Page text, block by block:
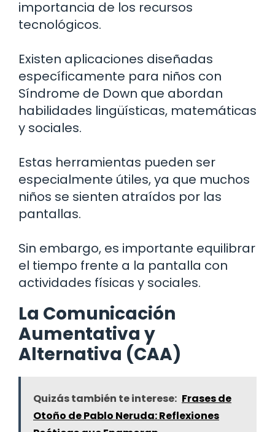
importancia de los recursos
tecnológicos.
Existen aplicaciones diseñadas
específicamente para niños con
Síndrome de Down que abordan
habilidades lingüísticas, matemáticas
y sociales.
Estas herramientas pueden ser
especialmente útiles, ya que muchos
niños se sienten atraídos por las
pantallas.
Sin embargo, es importante equilibrar
el tiempo frente a la pantalla con
actividades físicas y sociales.
La Comunicación
Aumentativa y
Alternativa (CAA)
Quizás también te interese: Frases de
Otoño de Pablo Neruda: Reflexiones